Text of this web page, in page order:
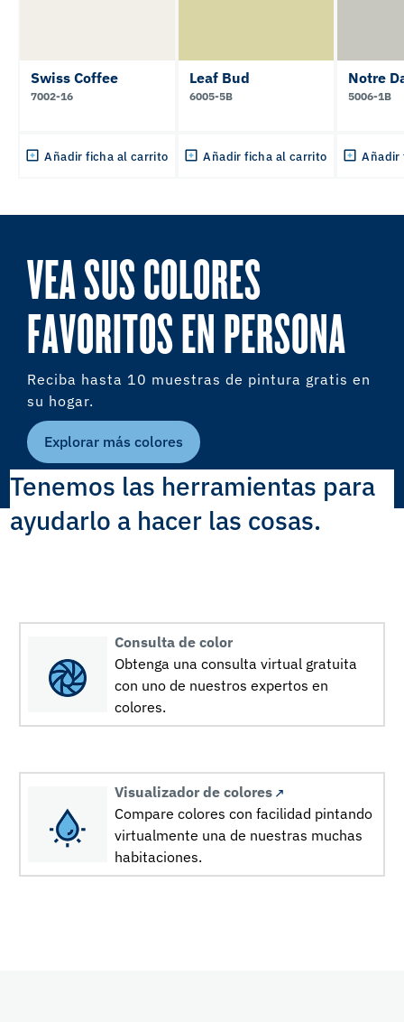
Swiss Coffee
7002-16
Añadir ficha al carrito
Leaf Bud
6005-5B
Añadir ficha al carrito
Notre
5006-1B
Añadir
VEA SUS COLORES
FAVORITOS EN PERSONA
Reciba hasta 10 muestras de pintura gratis en
su hogar.
Explorar más colores
Tenemos las herramientas para
ayudarlo a hacer las cosas.
Consulta de color
Obtenga una consulta virtual gratuita
con uno de nuestros expertos en
colores.
Visualizador de colores
Compare colores con facilidad pintando
virtualmente una de nuestras muchas
habitaciones.